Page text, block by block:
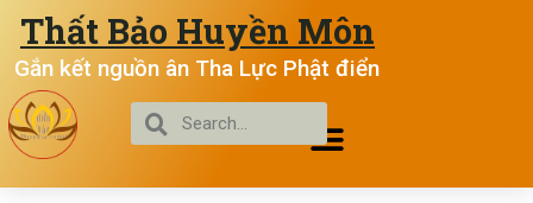
Thất Bảo Huyền Môn
Gắn kết nguồn ân Tha Lực Phật điển